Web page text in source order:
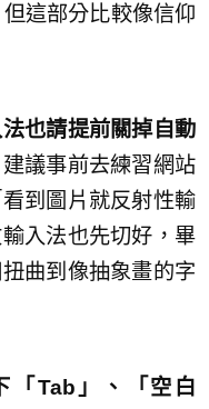
這部分比較像信仰
也請提前關掉自動
議事前去練習網站
到圖片就反射性輸
入法也先切好，畢
曲到像抽象畫的字
「Tab」、「空白